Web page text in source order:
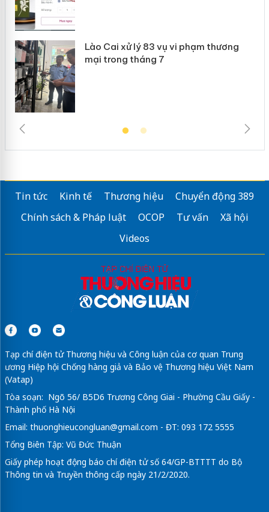
Lào Cai xử lý 83 vụ vi phạm thương
mại trong tháng 7
Tin tức Kinh tế Thương hiệu
Chuyển động 389
Chính sách & Pháp luật
OCOP Tư vấn
Xã hội
Videos
Tạp chí điện tử Thương hiệu và Công luận của cơ quan Trung
ương Hiệp hội Chống hàng giả và Bảo vệ Thương hiệu Việt Nam
(Vatap)
Tòa soạn: Ngõ 56/ B5D6 Trương Công Giai - Phường Cầu Giấy -
Thành phố Hà Nội
Email: thuonghieucongluan@gmail.com - ĐT: 093 172 5555
Tổng Biên Tập: Vũ Đức Thuận
Giấy phép hoạt động báo chí điện tử số 64/GP-BTTTT do Bộ
Thông tin và Truyền thông cấp ngày 21/2/2020.